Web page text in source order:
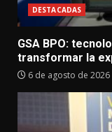
DESTACADAS
GSA BPO:
transformar la
6 de agosto de 2026